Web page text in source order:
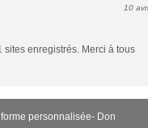
10
sites enregistrés. Merci à tous
personnalisée- Don